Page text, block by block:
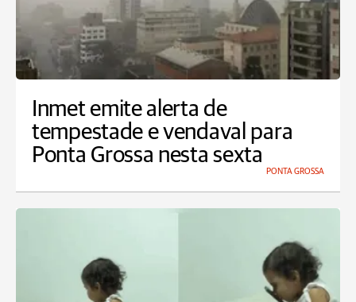
Inmet emite alerta de
tempestade e vendaval para
Ponta Grossa nesta sexta
PONTA GROSSA